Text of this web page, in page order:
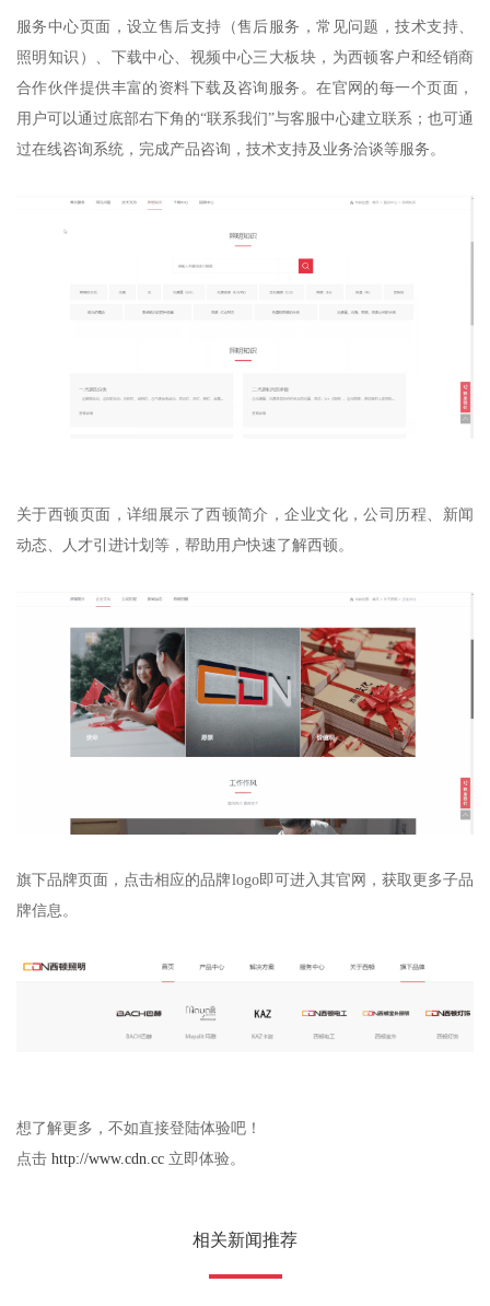
服务中心页面，设立售后支持（售后服务，常见问题，技术支持、
照明知识）、下载中心、视频中心三大板块，为西顿客户和经销商
合作伙伴提供丰富的资料下载及咨询服务。在官网的每一个页面，
用户可以通过底部右下角的“联系我们”与客服中心建立联系；也可通
过在线咨询系统，完成产品咨询，技术支持及业务洽谈等服务。
关于西顿页面，详细展示了西顿简介，企业文化，公司历程、新闻
动态、人才引进计划等，帮助用户快速了解西顿。
旗下品牌页面，点击相应的品牌logo即可进入其官网，获取更多子品
牌信息。
想了解更多，不如直接登陆体验吧！
点击 http://www.cdn.cc 立即体验。
相关新闻推荐